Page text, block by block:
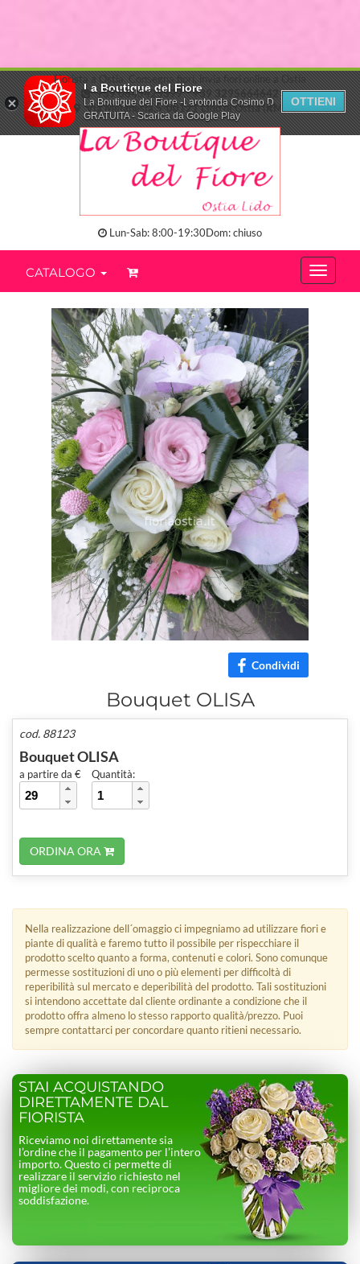
La Boutique del Fiore
La Boutique del Fiore -Larotonda Cosimo D.
GRATUITA - Scarica da Google Play
OTTIENI
Fiorista a Ostia. Consegna fiori, invia fiori online a Ostia
+39 0645425399
+39 3295664642
Via Melanesia,5-00121 Lido di Ostia (RM)
Lun-Sab: 8:00-19:30Dom: chiuso
CATALOGO
Condividi
Bouquet OLISA
cod. 88123
Bouquet OLISA
a partire da € Quantità:
ORDINA ORA
Nella realizzazione dell´omaggio ci impegniamo ad utilizzare fiori e
piante di qualità e faremo tutto il possibile per rispecchiare il
prodotto scelto quanto a forma, contenuti e colori. Sono comunque
permesse sostituzioni di uno o più elementi per difficoltà di
reperibilità sul mercato e deperibilità del prodotto. Tali sostituzioni
si intendono accettate dal cliente ordinante a condizione che il
prodotto offra almeno lo stesso rapporto qualità/prezzo. Puoi
sempre contattarci per concordare quanto ritieni necessario.
STAI ACQUISTANDO
DIRETTAMENTE DAL
FIORISTA
Riceviamo noi direttamente sia
l’ordine che il pagamento per l’intero
importo. Questo ci permette di
realizzare il servizio richiesto nel
migliore dei modi, con reciproca
soddisfazione.